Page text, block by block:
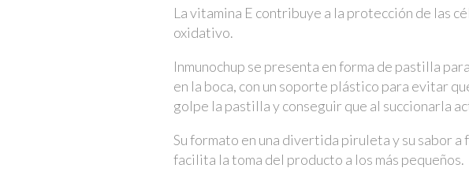
La vitamina E contribuye a la protección de las
oxidativo.
Inmunochup se presenta en forma de pastilla
en la boca, con un soporte plástico para evitar
golpe la pastilla y conseguir que al succionarla
Su formato en una divertida piruleta y su sabor a
facilita la toma del producto a los más pequeños.